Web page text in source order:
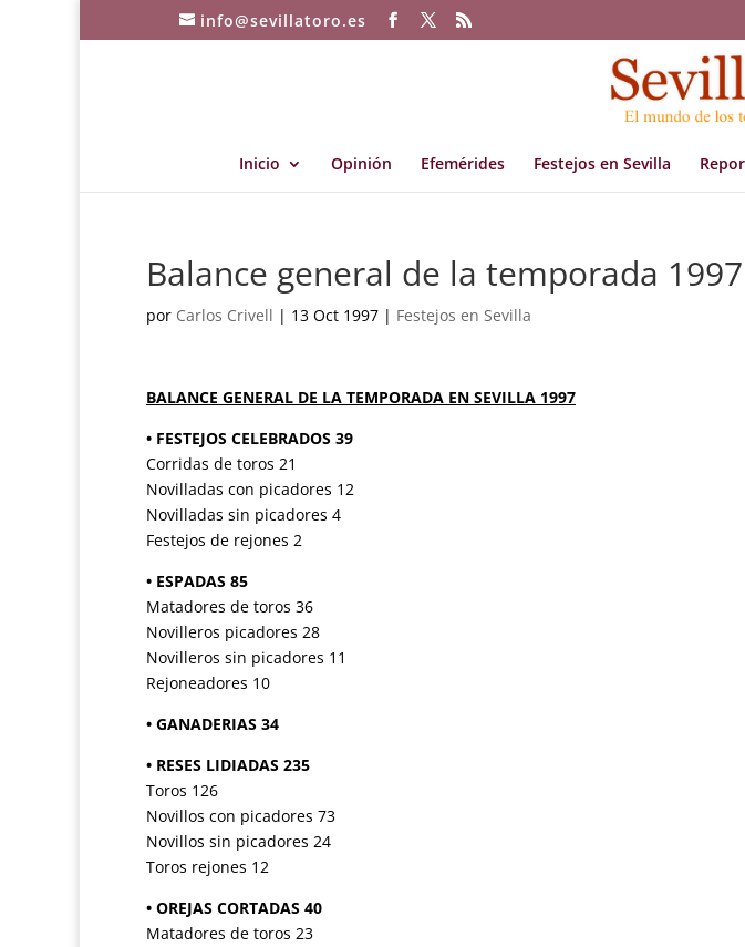
info@sevillatoro.es
Inicio Opinión Efemérides Festejos en Sevilla
Balance general de la temporada
por Carlos Crivell | 13 Oct 1997 | Festejos en Sevilla
BALANCE GENERAL DE LA TEMPORADA EN SEVILLA 1997
• FESTEJOS CELEBRADOS 39
Corridas de toros 21
Novilladas con picadores 12
Novilladas sin picadores 4
Festejos de rejones 2
• ESPADAS 85
Matadores de toros 36
Novilleros picadores 28
Novilleros sin picadores 11
Rejoneadores 10
• GANADERIAS 34
• RESES LIDIADAS 235
Toros 126
Novillos con picadores 73
Novillos sin picadores 24
Toros rejones 12
• OREJAS CORTADAS 40
Matadores de toros 23